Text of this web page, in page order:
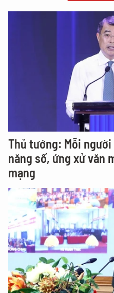
Thủ tướng: Mỗi
năng số, ứng xử văn
mạng